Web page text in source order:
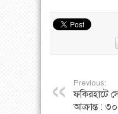
Previous:
ফকিরহাটে
আক্রান্ত :